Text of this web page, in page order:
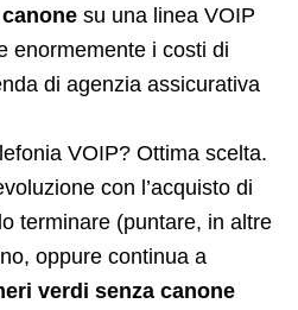
su una linea VOIP
enormemente i costi di
di agenzia assicurativa
VOIP? Ottima scelta.
con l’acquisto di
terminare (puntare, in altre
oppure continua a
verdi senza canone